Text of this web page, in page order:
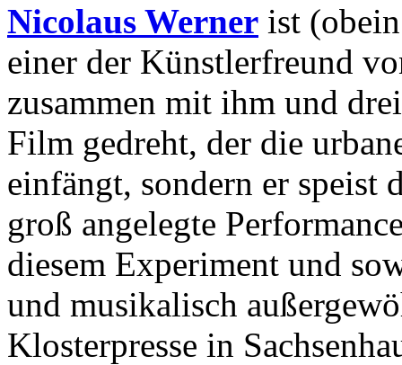
Nicolaus Werner ist
einer der Künstlerfreund
zusammen mit ihm und
Film gedreht, der die
einfängt, sondern er speist
groß angelegte
diesem Experiment und
und musikalisch
Klosterpresse in